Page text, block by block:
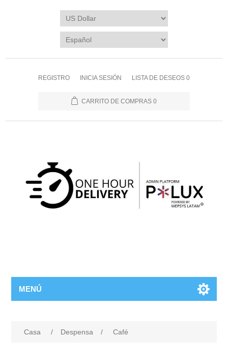
REGISTRO INICIA SESIÓN LISTA DE DESEOS 0
CARRITO DE COMPRAS 0
MENÚ
Casa / Despensa / Café